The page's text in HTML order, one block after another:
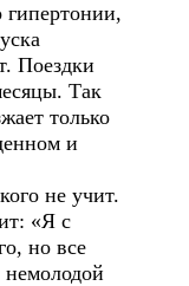
Поездки
Так
только
и
не учит.
«Я с
но все